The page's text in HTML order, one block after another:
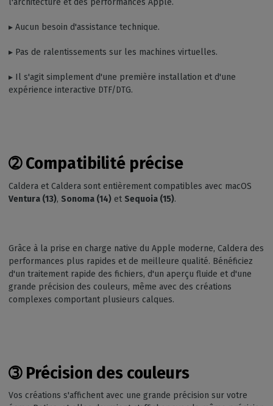
l'architecture et des performances Apple.
▸ Aucun besoin d'assistance technique.
▸ Pas de ralentissements sur les machines virtuelles.
▸ Il s'agit simplement d'une première installation et d'une
expérience interactive DTF/DTG.
➁Compatibilité précise
Caldera et Caldera sont entièrement compatibles avec macOS
Ventura (13), Sonoma (14) et Sequoia (15).
Grâce à la prise en charge native du Apple moderne, Caldera des
performances plus rapides et de meilleure qualité. Bénéficiez
d'un traitement rapide des fichiers, d'un aperçu fluide et d'une
grande précision des couleurs, même avec des créations
complexes comportant plusieurs calques.
➂ Précision des couleurs
Vos créations s'affichent avec une grande précision sur votre